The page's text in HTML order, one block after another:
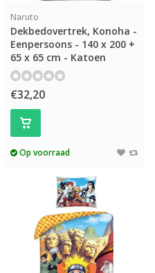
Naruto
Dekbedovertrek, Konoha -
Eenpersoons - 140 x 200 +
65 x 65 cm - Katoen
€32,20
Op voorraad